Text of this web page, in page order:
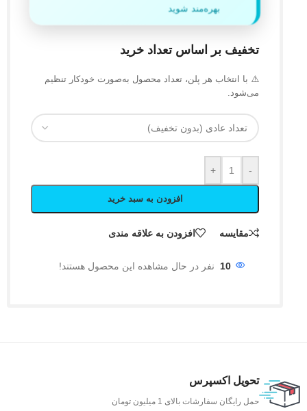
بهره‌مند شوید
تخفیف بر اساس تعداد خرید
⚠️ با انتخاب هر پلن، تعداد محصول به‌صورت خودکار تنظیم
می‌شود.
-
+
افزودن به سبد خرید
مقایسه افزودن به علاقه مندی
10 نفر در حال مشاهده این محصول هستند!
تحویل اکسپرس
حمل رایگان سفارشات بالای 1 میلیون تومان